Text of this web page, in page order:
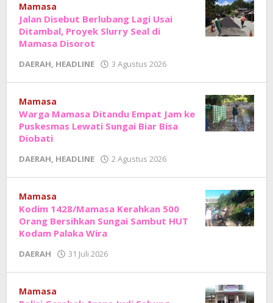
Mamasa
Jalan Disebut Berlubang Lagi Usai
Ditambal, Proyek Slurry Seal di
Mamasa Disorot
DAERAH, HEADLINE 3 Agustus 2026
Junaedi
Mamasa
Warga Mamasa Ditandu Empat Jam ke
Puskesmas Lewati Sungai Biar Bisa
Diobati
DAERAH, HEADLINE 2 Agustus 2026
Junaedi
Mamasa
Kodim 1428/Mamasa Kerahkan 500
Orang Bersihkan Sungai Sambut HUT
Kodam Palaka Wira
DAERAH 31 Juli 2026
Junaedi
Mamasa